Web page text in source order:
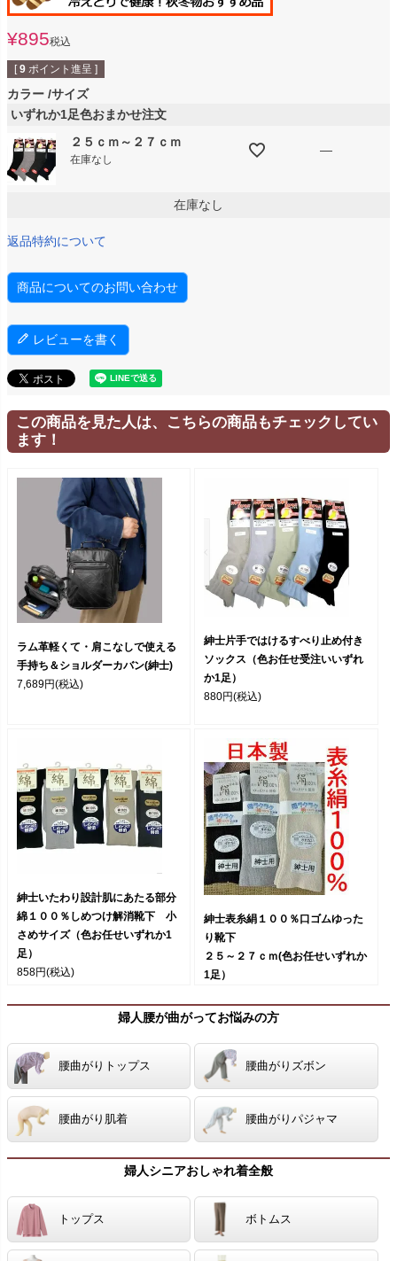
¥895税込
[ 9 ポイント進呈 ]
カラー サイズ
いずれか1足色おまかせ注文
２５ｃｍ～２７ｃｍ
在庫なし
—
在庫なし
返品特約について
商品についてのお問い合わせ
レビューを書く
この商品を見た人は、こちらの商品もチェックしてい
ます！
ラム革軽くて・肩こなしで使える
手持ち＆ショルダーカバン(紳士)
7,689円(税込)
紳士片手ではけるすべり止め付き
ソックス（色お任せ受注いいずれ
か1足）
880円(税込)
紳士いたわり設計肌にあたる部分
綿１００％しめつけ解消靴下 小
さめサイズ（色お任せいずれか1
足）
858円(税込)
紳士表糸絹１００％口ゴムゆった
り靴下
２５～２７ｃｍ(色お任せいずれか
1足）
婦人腰が曲がってお悩みの方
腰曲がりトップス 腰曲がりズボン
腰曲がり肌着 腰曲がりパジャマ
婦人シニアおしゃれ着全般
トップス ボトムス